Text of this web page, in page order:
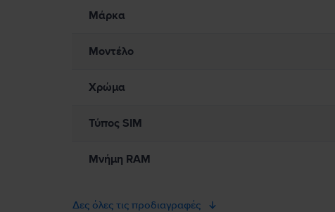
Παρακαλώ διαβάστε το εγχειρίδιο.
Μάρκα
Μοντέλο
Χρώμα
Τύπος SIM
Μνήμη RAM
Δες όλες τις προδιαγραφές